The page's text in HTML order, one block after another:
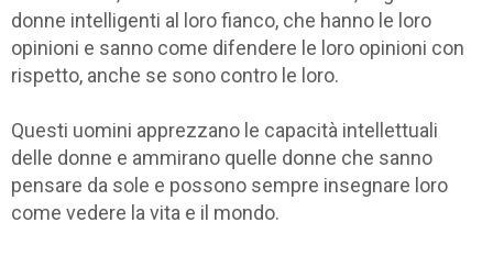
donne intelligenti al loro fianco, che hanno le loro
opinioni e sanno come difendere le loro opinioni con
rispetto, anche se sono contro le loro.
Questi uomini apprezzano le capacità intellettuali
delle donne e ammirano quelle donne che sanno
pensare da sole e possono sempre insegnare loro
come vedere la vita e il mondo.